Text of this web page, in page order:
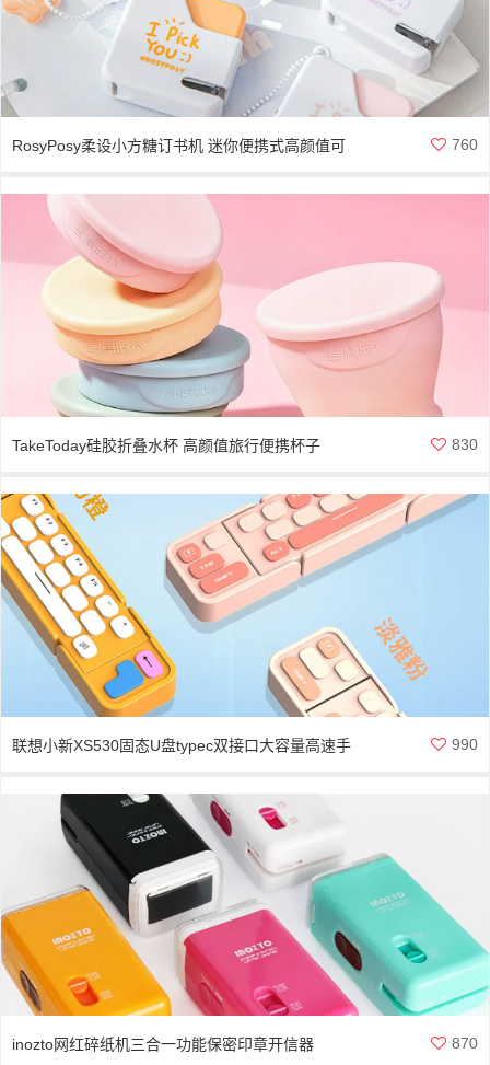
RosyPosy柔设小方糖订书机 迷你便携式高颜值可 760
TakeToday硅胶折叠水杯 高颜值旅行便携杯子 830
联想小新XS530固态U盘typec双接口大容量高速手 990
inozto网红碎纸机三合一功能保密印章开信器 870